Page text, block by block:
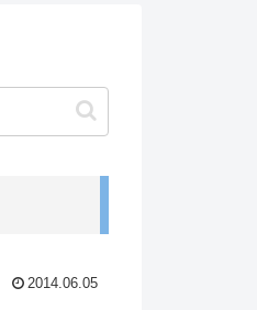
2014.06.05